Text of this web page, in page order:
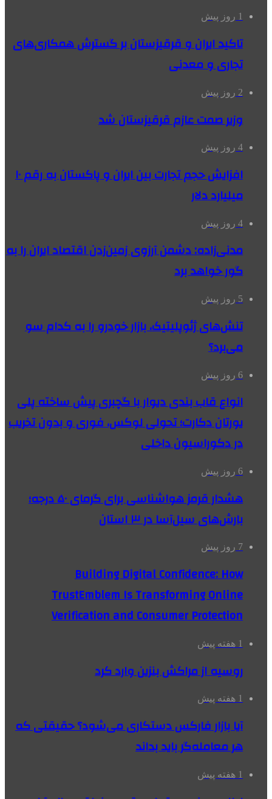
1 روز پیش
تاکید ایران و قرقیزستان بر گسترش همکاری‌های
تجاری و معدنی
2 روز پیش
وزیر صمت عازم قرقیزستان شد
4 روز پیش
افزایش حجم تجارت بین ایران و پاکستان به رقم ۱۰
میلیارد دلار
4 روز پیش
مدنی‌زاده: دشمن آرزوی زمین‌زدن اقتصاد ایران را به
گور خواهد برد
5 روز پیش
تنش‌های ژئوپلیتیک، بازار خودرو را به کدام سو
می‌برد؟
6 روز پیش
انواع قاب بندی دیوار با گچبری پیش ساخته پلی
یورتان دکارت؛ تحولی لوکس، فوری و بدون تخریب
در دکوراسیون داخلی
6 روز پیش
هشدار قرمز هواشناسی برای گرمای ۵۰ درجه؛
بارش‌های سیل‌آسا در ۳ استان
7 روز پیش
Building Digital Confidence: How
TrustEmblem Is Transforming Online
Verification and Consumer Protection
1 هفته پیش
روسیه از مراکش بنزین وارد کرد
1 هفته پیش
آیا بازار فارکس دستکاری می‌شود؟ حقیقتی که
هر معامله‌گر باید بداند
1 هفته پیش